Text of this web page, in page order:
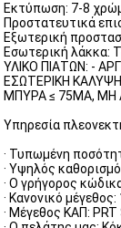
Εκτύπωση: 7-8
Προστατευτικά
Εξωτερική
Εσωτερική λάκκα:
ΥΛΙΚΟ ΠΙΑΤΩΝ: -
ΕΣΩΤΕΡΙΚΗ
ΜΠΥΡΑ ≤ 75MA, ΜΗ
Υπηρεσία
· Τυπωμένη
· Υψηλός
· Ο γρήγορος
· Κανονικό
· Μέγεθος ΚΑΠ: